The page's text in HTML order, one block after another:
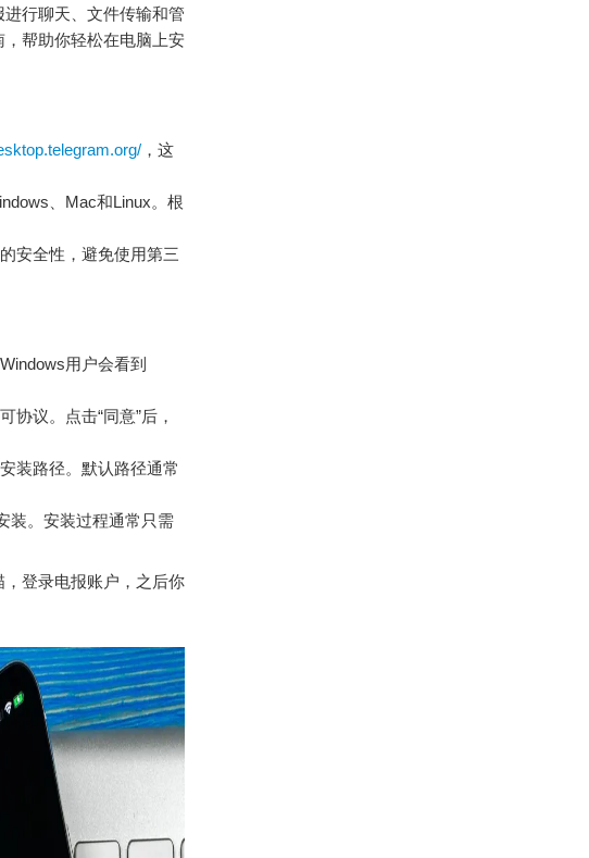
行聊天、文件传输和管
帮助你轻松在电脑上安
，这
、Mac和Linux。根
安全性，避免使用第三
用户会看到
协议。点击“同意”后，
装路径。默认路径通常
装。安装过程通常只需
登录电报账户，之后你